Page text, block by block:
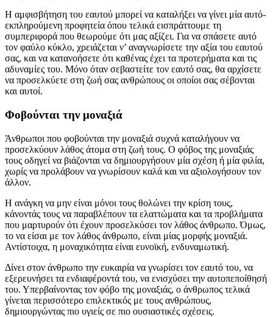
Η αμφισβήτηση του εαυτού μπορεί να καταλήξει να γίνει μία αυτό-
εκπληρούμενη προφητεία όπου τελικά εισπράττουμε τη
συμπεριφορά που θεωρούμε ότι μας αξίζει. Για να σπάσετε αυτό
τον φαύλο κύκλο, χρειάζεται ν’ αναγνωρίσετε την αξία του εαυτού
σας, και να κατανοήσετε ότι καθένας έχει τα προτερήματα και τις
αδυναμίες του. Μόνο όταν σεβαστείτε τον εαυτό σας, θα αρχίσετε
να προσελκύετε στη ζωή σας ανθρώπους οι οποίοι σας σέβονται
και αυτοί.
Φοβούνται τηνμοναξιά
Άνθρωποι που φοβούνται την μοναξιά συχνά καταλήγουν να
προσελκύουν λάθος άτομα στη ζωή τους. Ο φόβος της μοναξιάς
τους οδηγεί να βιάζονται να δημιουργήσουν μία σχέση ή μία φιλία,
χωρίς να προλάβουν να γνωρίσουν καλά και να αξιολογήσουν τον
άλλον.
Η ανάγκη να μην είναι μόνοι τους θολώνει την κρίση τους,
κάνοντάς τους να παραβλέπουν τα ελαττώματα και τα προβλήματα
που μαρτυρούν ότι έχουν προσελκύσει τον λάθος άνθρωπο. Όμως,
το να είσαι με τον λάθος άνθρωπο, είναι μίας μορφής μοναξιά.
Αντίστοιχα, η μοναχικότητα είναι ευνοϊκή, ενδυναμωτική.
Δίνει στον άνθρωπο την ευκαιρία να γνωρίσει τον εαυτό του, να
εξερευνήσει τα ενδιαφέροντά του, να ενισχύσει την αυτοπεποίθησή
του. Υπερβαίνοντας τον φόβο της μοναξιάς, ο άνθρωπος τελικά
γίνεται περισσότερο επιλεκτικός με τους ανθρώπους,
δημιουργώντας πιο υγιείς σε πιο ουσιαστικές σχέσεις.